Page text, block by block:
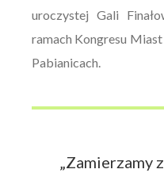
uroczystej Gali
ramach Kongresu
Pabianicach.
„Zamierzamy